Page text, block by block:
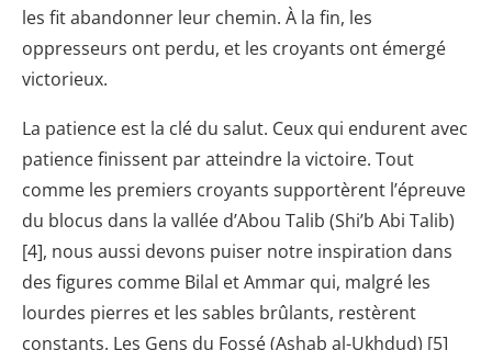
les fit abandonner leur chemin. À la fin, les
oppresseurs ont perdu, et les croyants ont émergé
victorieux.
La patience est la clé du salut. Ceux qui endurent avec
patience finissent par atteindre la victoire. Tout
comme les premiers croyants supportèrent l’épreuve
du blocus dans la vallée d’Abou Talib (Shi’b Abi Talib)
[4], nous aussi devons puiser notre inspiration dans
des figures comme Bilal et Ammar qui, malgré les
lourdes pierres et les sables brûlants, restèrent
constants. Les Gens du Fossé (Ashab al-Ukhdud) [5]